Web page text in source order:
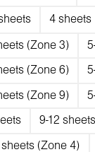
4 sheets
(Zone 3)
(Zone 6)
(Zone 9)
9-12
sheets (Zone 4)